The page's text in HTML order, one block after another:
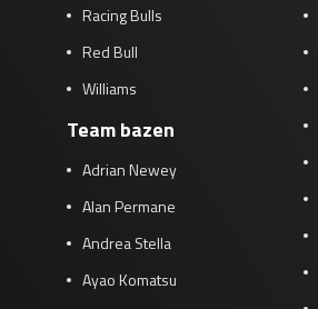
Racing Bulls
Red Bull
Williams
Team bazen
Adrian Newey
Alan Permane
Andrea Stella
Ayao Komatsu